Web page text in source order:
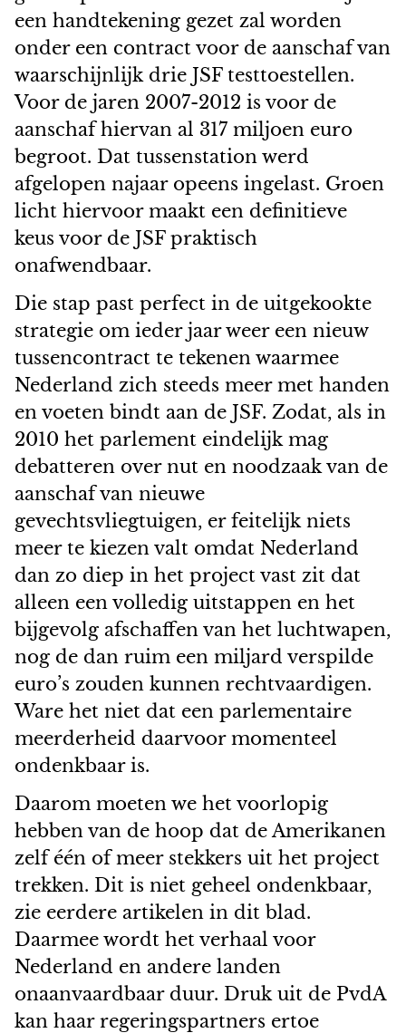
een handtekening gezet zal worden
onder een contract voor de aanschaf van
waarschijnlijk drie JSF testtoestellen.
Voor de jaren 2007-2012 is voor de
aanschaf hiervan al 317 miljoen euro
begroot. Dat tussenstation werd
afgelopen najaar opeens ingelast. Groen
licht hiervoor maakt een definitieve
keus voor de JSF praktisch
onafwendbaar.
Die stap past perfect in de uitgekookte
strategie om ieder jaar weer een nieuw
tussencontract te tekenen waarmee
Nederland zich steeds meer met handen
en voeten bindt aan de JSF. Zodat, als in
2010 het parlement eindelijk mag
debatteren over nut en noodzaak van de
aanschaf van nieuwe
gevechtsvliegtuigen, er feitelijk niets
meer te kiezen valt omdat Nederland
dan zo diep in het project vast zit dat
alleen een volledig uitstappen en het
bijgevolg afschaffen van het luchtwapen,
nog de dan ruim een miljard verspilde
euro’s zouden kunnen rechtvaardigen.
Ware het niet dat een parlementaire
meerderheid daarvoor momenteel
ondenkbaar is.
Daarom moeten we het voorlopig
hebben van de hoop dat de Amerikanen
zelf één of meer stekkers uit het project
trekken. Dit is niet geheel ondenkbaar,
zie eerdere artikelen in dit blad.
Daarmee wordt het verhaal voor
Nederland en andere landen
onaanvaardbaar duur. Druk uit de PvdA
kan haar regeringspartners ertoe